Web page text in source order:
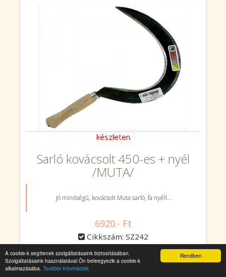
Rendben
A cookie-k segítenek szolgáltatásaink biztosításában.
Szolgáltatásaink használatával Ön beleegyezik a cookie-k
alkalmazásába. További információk
készleten
Sarló kovácsolt 450-es + nyél
/MUTA/
Jó minőségű, kovácsolt Muta sarló, fa nyéll...
6920.- Ft
Cikkszám: SZ242
db Kosárba